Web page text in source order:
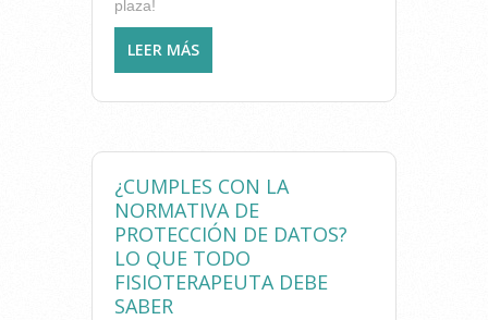
plaza!
LEER MÁS
CONGRESO DE DERECHO
SANITARIO CON UNA
¿CUMPLES CON LA
NORMATIVA DE
PROTECCIÓN DE DATOS?
LO QUE TODO
FISIOTERAPEUTA DEBE
SABER